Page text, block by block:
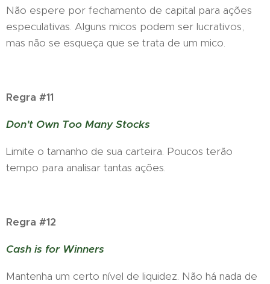
Não espere por fechamento de capital para ações
especulativas. Alguns micos podem ser lucrativos,
mas não se esqueça que se trata de um mico.
Regra #11
Don't Own Too Many Stocks
Limite o tamanho de sua carteira. Poucos terão
tempo para analisar tantas ações.
Regra #12
Cash is for Winners
Mantenha um certo nível de liquidez. Não há nada de